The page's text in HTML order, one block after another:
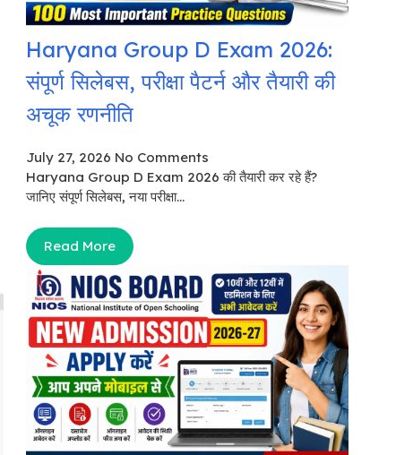
Haryana Group D Exam 2026:
संपूर्ण सिलेबस, परीक्षा पैटर्न और तैयारी की
अचूक रणनीति
July 27, 2026 No Comments
Haryana Group D Exam 2026 की तैयारी कर रहे हैं?
जानिए संपूर्ण सिलेबस, नया परीक्षा...
Read More